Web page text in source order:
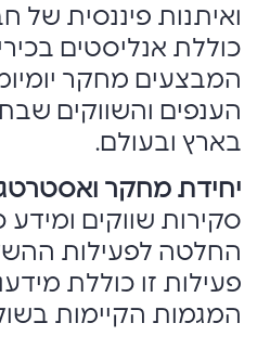
ואיתנות פיננסית של
כוללת אנליסטים
המבצעים מחקר
הענפים והשווקים
בארץ ובעולם.
יחידת מחקר
סקירות שווקים ומידע
החלטה לפעילות
פעילות זו כוללת
המגמות הקיימות